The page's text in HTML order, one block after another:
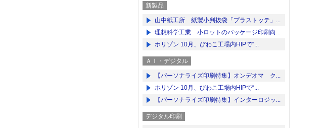
新製品
山中紙工所 紙製小判抜袋「プラストッテ」...
理想科学工業 小ロットのパッケージ印刷向...
ホリゾン 10月、びわこ工場内HIPで“...
ＡＩ・デジタル
【パーソナライズ印刷特集】オンデオマ ク...
ホリゾン 10月、びわこ工場内HIPで“...
【パーソナライズ印刷特集】インターロジッ...
デジタル印刷